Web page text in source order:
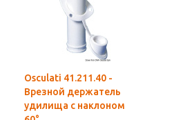
Osculati 41.211.40 -
Врезной держатель
удилища с наклоном